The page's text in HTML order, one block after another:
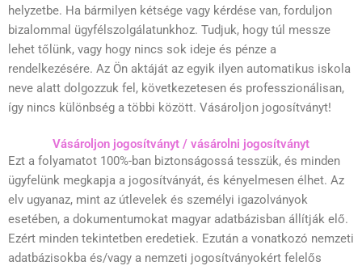
helyzetbe. Ha bármilyen kétsége vagy kérdése van, forduljon
bizalommal ügyfélszolgálatunkhoz. Tudjuk, hogy túl messze
lehet tőlünk, vagy hogy nincs sok ideje és pénze a
rendelkezésére. Az Ön aktáját az egyik ilyen automatikus iskola
neve alatt dolgozzuk fel, következetesen és professzionálisan,
így nincs különbség a többi között. Vásároljon jogosítványt!
Vásároljon jogosítványt / vásárolni jogosítványt
Ezt a folyamatot 100%-ban biztonságossá tesszük, és minden
ügyfelünk megkapja a jogosítványát, és kényelmesen élhet. Az
elv ugyanaz, mint az útlevelek és személyi igazolványok
esetében, a dokumentumokat magyar adatbázisban állítják elő.
Ezért minden tekintetben eredetiek. Ezután a vonatkozó nemzeti
adatbázisokba és/vagy a nemzeti jogosítványokért felelős